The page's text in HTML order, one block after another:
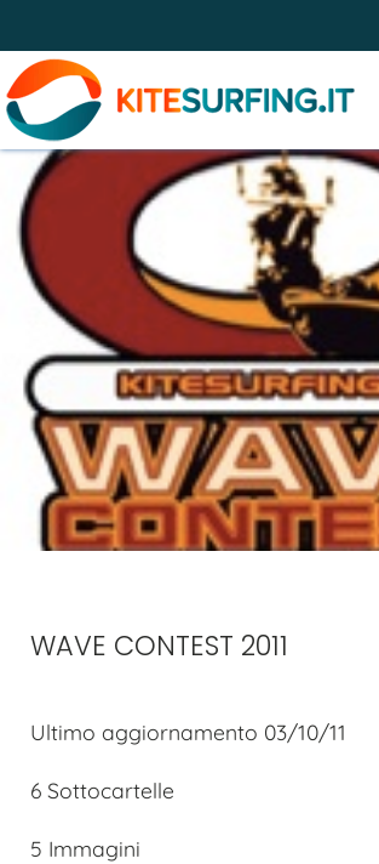
WAVE CONTEST 2011
Ultimo aggiornamento 03/10/11
6 Sottocartelle
5 Immagini